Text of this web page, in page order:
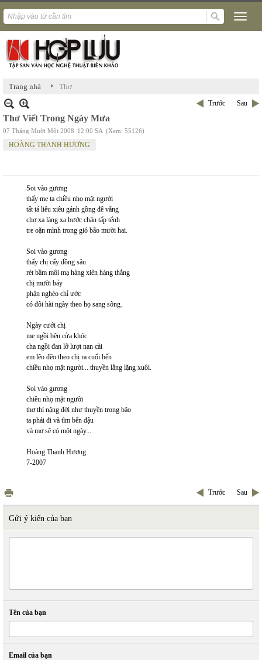
Trang nhà › Thơ
Trước Sau
Thơ Viết Trong Ngày Mưa
07 Tháng Mười Một 2008 12:00 SA (Xem: 55126)
HOÀNG THANH HƯƠNG
Soi vào gương
thấy mẹ ta chiều nhọ mặt người
tất tả liêu xiêu gánh gồng đê vắng
chợ xa làng xa bước chân tấp tểnh
tre oặn mình trong gió bão mười hai.
Soi vào gương
thấy chị cấy đồng sâu
rét bầm môi mạ hàng xiên hàng thẳng
chị mười bảy
phận nghèo chỉ ước
có đôi hài ngày theo họ sang sông.
Ngày cưới chị
mẹ ngồi bên cửa khóc
cha ngồi đan lỡ lượt nan cài
em lẽo đẽo theo chị ra cuối bến
chiều nhọ mặt người... thuyền lẳng lặng xuôi.
Soi vào gương
chiều nhọ mặt người
thơ thì nặng đời như thuyền trong bão
ta phải đi và tìm bến đậu
và mơ sẽ có một ngày...
Hoàng Thanh Hương
7-2007
Trước Sau
Gửi ý kiến của bạn
Tên của bạn
Email của bạn